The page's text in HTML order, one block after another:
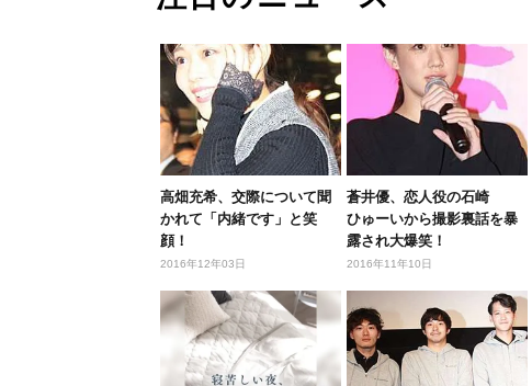
高畑充希、交際について聞
かれて「内緒です」と笑
顔！
2016年12年03日
蒼井優、恋人役の石崎
ひゅーいから撮影裏話を暴
露され大爆笑！
2016年11年10日